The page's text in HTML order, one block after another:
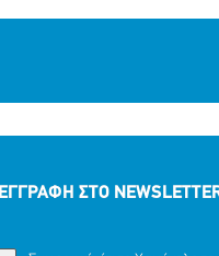
ΕΓΓΡΑΦΗ ΣΤΟ